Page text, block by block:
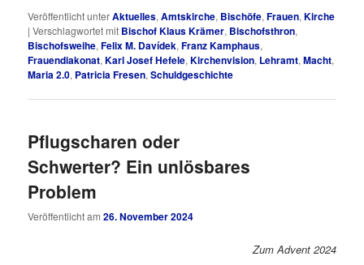
Veröffentlicht unterAktuelles,Amtskirche, Bischöfe,Frauen,Kirche
|Verschlagwortet mit Bischof Klaus Krämer, Bischofsthron,
Bischofsweihe,Felix M. Davídek,Franz Kamphaus,
Frauendiakonat,Karl Josef Hefele,Kirchenvision, Lehramt,Macht,
Maria 2.0, Patricia Fresen,Schuldgeschichte
Pflugscharen oder
Schwerter? Ein unlösbares
Problem
Veröffentlicht am26. November 2024
Zum Advent 2024